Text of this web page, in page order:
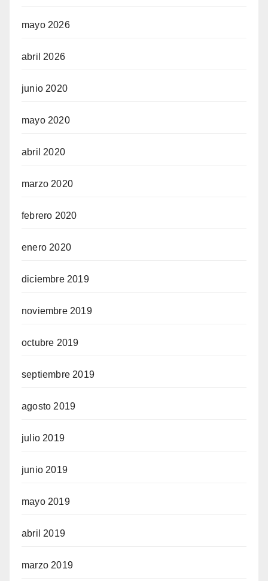
mayo 2026
abril 2026
junio 2020
mayo 2020
abril 2020
marzo 2020
febrero 2020
enero 2020
diciembre 2019
noviembre 2019
octubre 2019
septiembre 2019
agosto 2019
julio 2019
junio 2019
mayo 2019
abril 2019
marzo 2019